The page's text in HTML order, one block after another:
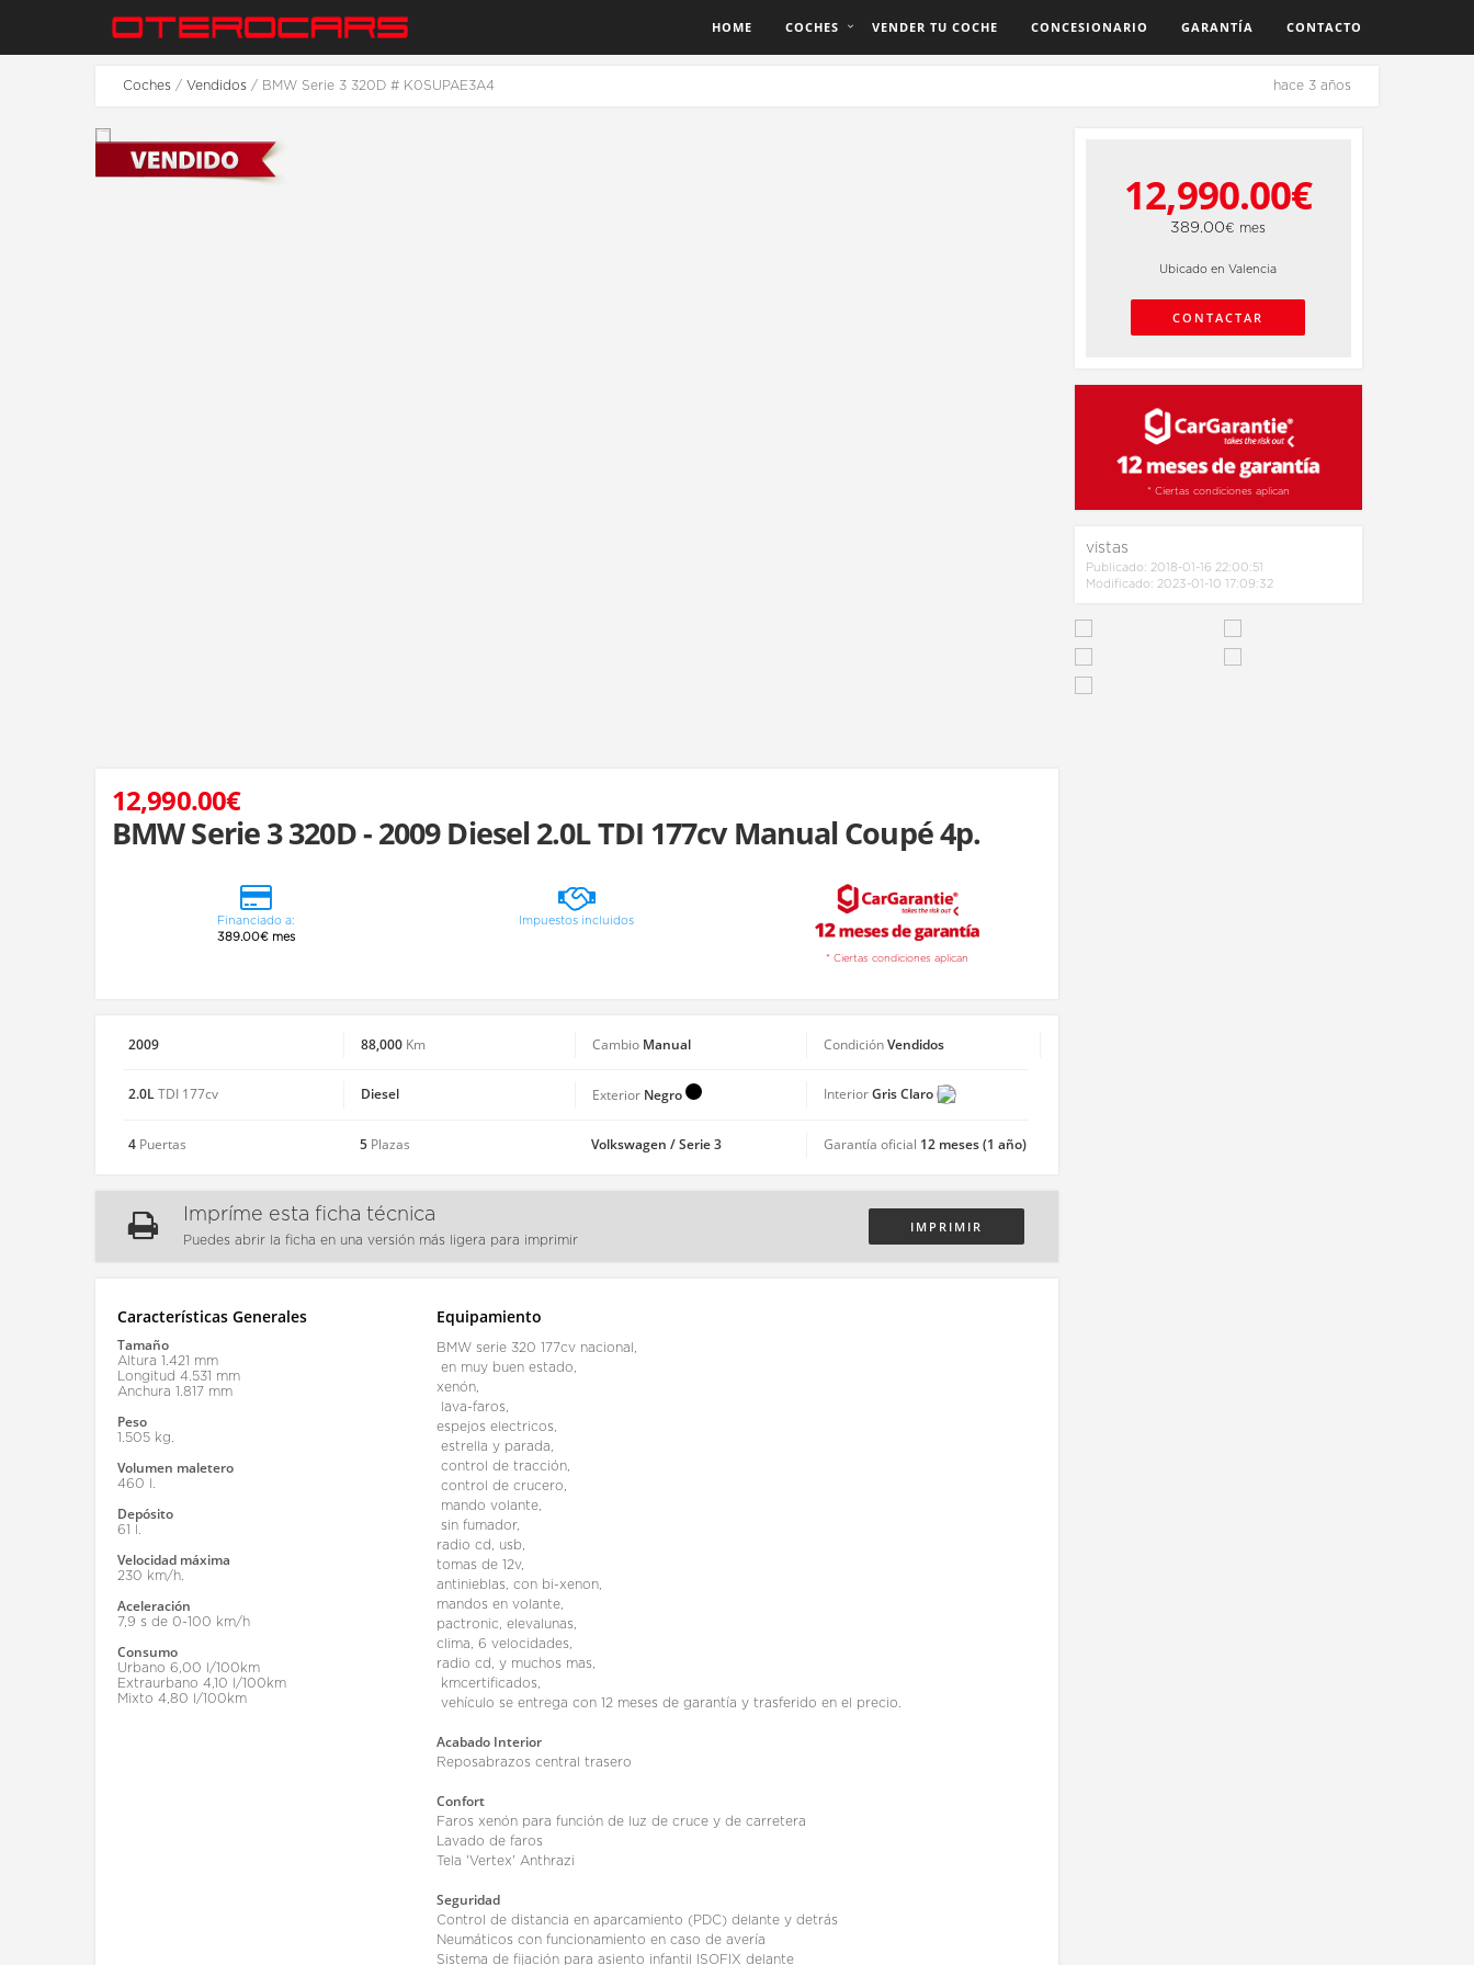
HOME COCHES VENDER TU COCHE CONCESIONARIO GARANTÍA CONTACTO
Coches / Vendidos / BMW Serie 3 320D # K0SUPAE3A4 hace 3 años
12,990.00€
BMW Serie 3 320D - 2009 Diesel 2.0L TDI 177cv Manual Coupé 4p.
Financiado a:
389.00€ mes
Impuestos incluidos
* Ciertas condiciones aplican
2009 88,000 Km Cambio Manual Condición Vendidos
2.0L TDI 177cv Diesel Exterior Negro Interior Gris Claro
4 Puertas 5 Plazas Volkswagen / Serie 3 Garantía oficial 12 meses (1 año)
Impríme esta ficha técnica
Puedes abrir la ficha en una versión más ligera para imprimir
IMPRIMIR
Características Generales
Tamaño
Altura 1.421 mm
Longitud 4.531 mm
Anchura 1.817 mm
Peso
1.505 kg.
Volumen maletero
460 l.
Depósito
61 l.
Velocidad máxima
230 km/h.
Aceleración
7,9 s de 0-100 km/h
Consumo
Urbano 6,00 l/100km
Extraurbano 4,10 l/100km
Mixto 4,80 l/100km
Equipamiento
BMW serie 320 177cv nacional,
en muy buen estado,
xenón,
lava-faros,
espejos electricos,
estrella y parada,
control de tracción,
control de crucero,
mando volante,
sin fumador,
radio cd, usb,
tomas de 12v,
antinieblas, con bi-xenon,
mandos en volante,
pactronic, elevalunas,
clima, 6 velocidades,
radio cd, y muchos mas,
kmcertificados,
vehículo se entrega con 12 meses de garantía y trasferido en el precio.
Acabado Interior
Reposabrazos central trasero
Confort
Faros xenón para función de luz de cruce y de carretera
Lavado de faros
Tela 'Vertex' Anthrazi
Seguridad
Control de distancia en aparcamiento (PDC) delante y detrás
Neumáticos con funcionamiento en caso de avería
Sistema de fijación para asiento infantil ISOFIX delante
12,990.00€
389.00€ mes
Ubicado en Valencia
CONTACTAR
* Ciertas condiciones aplican
vistas
Publicado: 2018-01-16 22:00:51
Modificado: 2023-01-10 17:09:32